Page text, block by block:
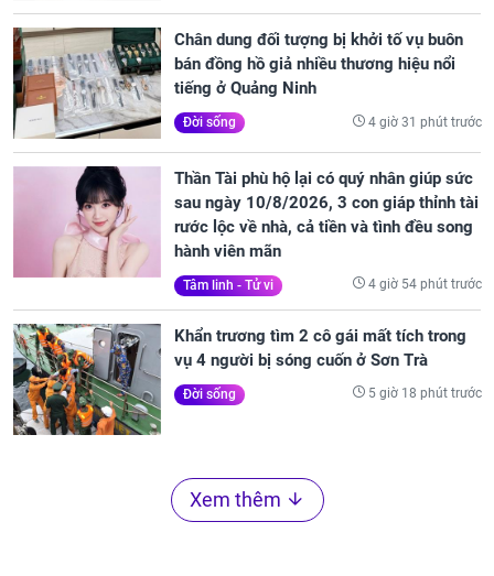
Chân dung đối tượng bị khởi tố vụ buôn
bán đồng hồ giả nhiều thương hiệu nổi
tiếng ở Quảng Ninh
Đời sống 4 giờ 31 phút trước
Thần Tài phù hộ lại có quý nhân giúp sức
sau ngày 10/8/2026, 3 con giáp thỉnh tài
rước lộc về nhà, cả tiền và tình đều song
hành viên mãn
Tâm linh - Tử vi 4 giờ 54 phút trước
Khẩn trương tìm 2 cô gái mất tích trong
vụ 4 người bị sóng cuốn ở Sơn Trà
Đời sống 5 giờ 18 phút trước
Xem thêm